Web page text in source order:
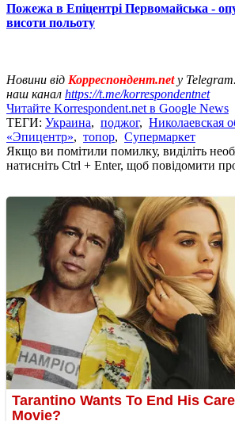
Пожежа в Епіцентрі Первомайська -
висоти польоту
Новини від Корреспондент.netу
наш канал https://t.me/korrespondentnet
Читайте Korrespondent.net в Google News
ТЕГИ: Украина, поджог, Николаевская
«Эпицентр», топор, Супермаркет
Якщо ви помітили помилку, виділіть
натисніть Ctrl + Enter, щоб повідомити